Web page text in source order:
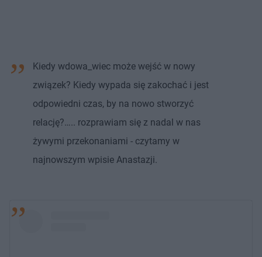
Kiedy wdowa_wiec może wejść w nowy
związek? Kiedy wypada się zakochać i jest
odpowiedni czas, by na nowo stworzyć
relację?….. rozprawiam się z nadal w nas
żywymi przekonaniami - czytamy w
najnowszym wpisie Anastazji.